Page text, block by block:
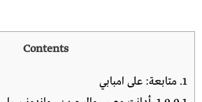
Contents
1. متابعة: على امبابي